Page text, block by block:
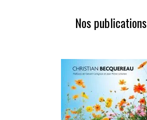
Nos publications